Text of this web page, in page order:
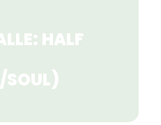
HALF
SOUL)